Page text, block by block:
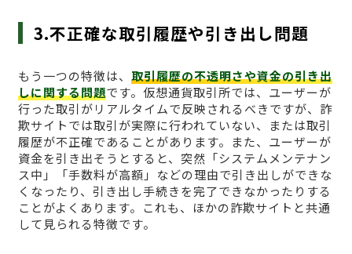
3.不正確な取引履歴や引き出し問題
もう一つの特徴は、 取引履歴の不透明さや資金の引き出
しに関する問題です。仮想通貨取引所では、ユーザーが
行った取引がリアルタイムで反映されるべきですが、詐
欺サイトでは取引が実際に行われていない、または取引
履歴が不正確であることがあります。また、ユーザーが
資金を引き出そうとすると、突然「システムメンテナン
ス中」「手数料が高額」などの理由で引き出しができな
くなったり、引き出し手続きを完了できなかったりする
ことがよくあります。これも、ほかの詐欺サイトと共通
して見られる特徴です。